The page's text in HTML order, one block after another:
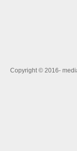
Copyright © 2016-